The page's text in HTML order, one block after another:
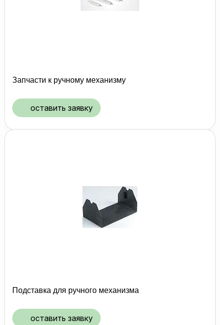
Запчасти к ручному механизму
оставить заявку
Подставка для ручного механизма
оставить заявку